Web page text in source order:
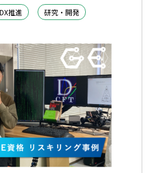
DX推進 研究・開発